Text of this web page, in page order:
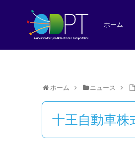
ホーム
ホーム ニュース
十王自動車株